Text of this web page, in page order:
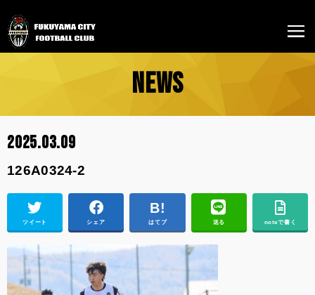
NEWS
2025.03.09
126A0324-2
ツイート シェア はてブ 送る noteで書く